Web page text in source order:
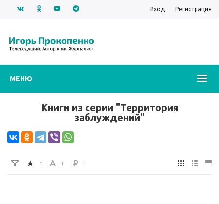
Вход Регистрация
МЕНЮ
Книги из серии "Территория
заблуждений"